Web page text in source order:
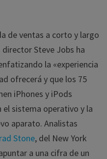
de ventas a corto y largo
director Steve Jobs ha
la «experiencia
ofrecerá y que los 75
iPhones y iPods
sistema operativo y la
aparato. Analistas
Stone, del New York
a una cifra de un